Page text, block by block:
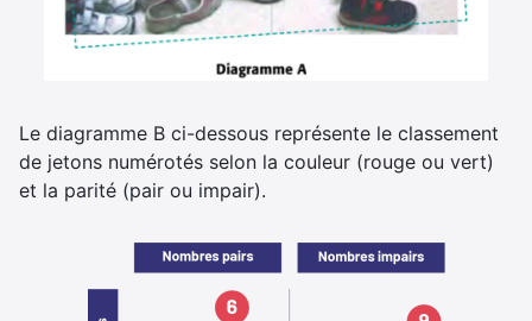
Le diagramme B ci-dessous représente le classement
de jetons numérotés selon la couleur (rouge ou vert)
et la parité (pair ou impair).